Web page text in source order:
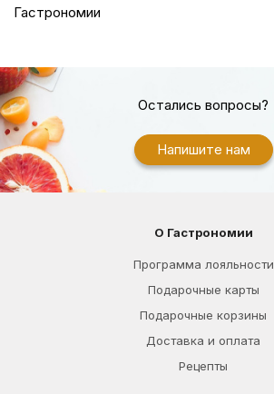
Гастрономии
Остались вопросы?
Напишите нам
О Гастрономии
Программа лояльности
Подарочные карты
Подарочные корзины
Доставка и оплата
Рецепты